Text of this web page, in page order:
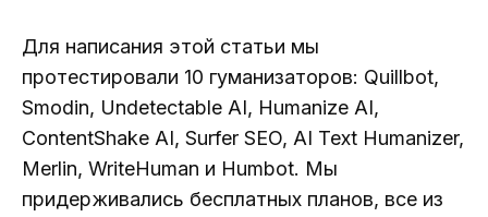
Для написания этой статьи мы
протестировали 10 гуманизаторов: Quillbot,
Smodin, Undetectable AI, Humanize AI,
ContentShake AI, Surfer SEO, AI Text Humanizer,
Merlin, WriteHuman и Humbot. Мы
придерживались бесплатных планов, все из